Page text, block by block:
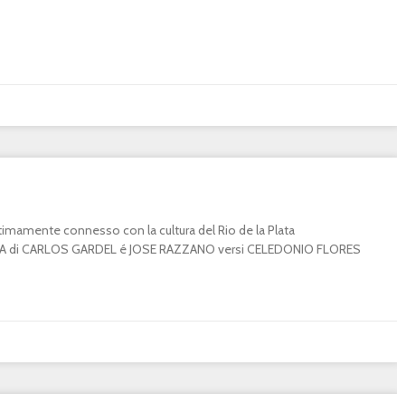
connesso con la cultura del Rio de la Plata
CARLOS GARDEL é JOSE RAZZANO versi CELEDONIO FLORES